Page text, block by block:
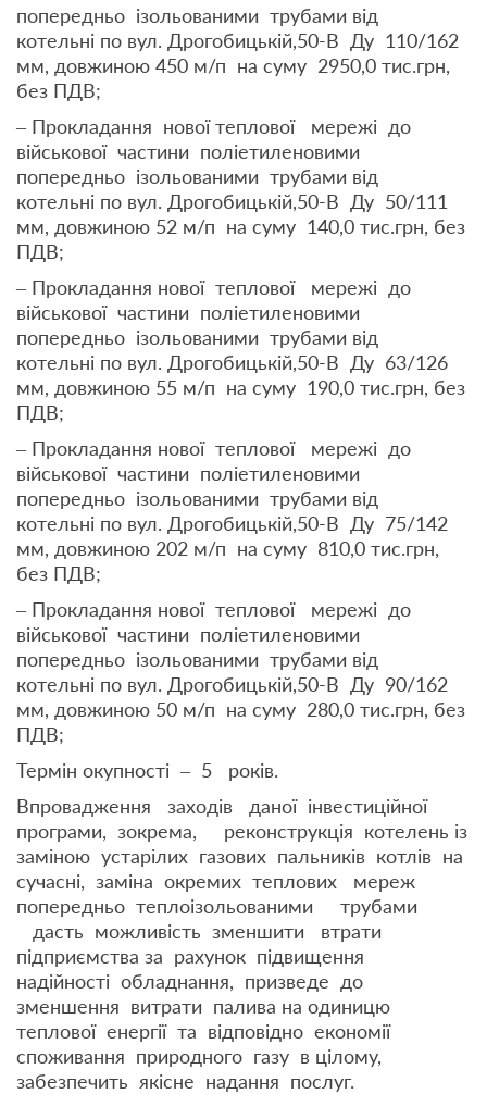
попередньо ізольованими трубами від
котельні по вул. Дрогобицькій,50-В Ду 110/162
мм, довжиною 450 м/п на суму 2950,0 тис.грн,
без ПДВ;
– Прокладання нової теплової мережі до
військової частини поліетиленовими
попередньо ізольованими трубами від
котельні по вул. Дрогобицькій,50-В Ду 50/111
мм, довжиною 52 м/п на суму 140,0 тис.грн, без
ПДВ;
– Прокладання нової теплової мережі до
військової частини поліетиленовими
попередньо ізольованими трубами від
котельні по вул. Дрогобицькій,50-В Ду 63/126
мм, довжиною 55 м/п на суму 190,0 тис.грн, без
ПДВ;
– Прокладання нової теплової мережі до
військової частини поліетиленовими
попередньо ізольованими трубами від
котельні по вул. Дрогобицькій,50-В Ду 75/142
мм, довжиною 202 м/п на суму 810,0 тис.грн,
без ПДВ;
– Прокладання нової теплової мережі до
військової частини поліетиленовими
попередньо ізольованими трубами від
котельні по вул. Дрогобицькій,50-В Ду 90/162
мм, довжиною 50 м/п на суму 280,0 тис.грн, без
ПДВ;
Термін окупності – 5 років.
Впровадження заходів даної інвестиційної
програми, зокрема, реконструкція котелень із
заміною устарілих газових пальників котлів на
сучасні, заміна окремих теплових мереж
попередньо теплоізольованими трубами
дасть можливість зменшити втрати
підприємства за рахунок підвищення
надійності обладнання, призведе до
зменшення витрати палива на одиницю
теплової енергії та відповідно економії
споживання природного газу в цілому,
забезпечить якісне надання послуг.